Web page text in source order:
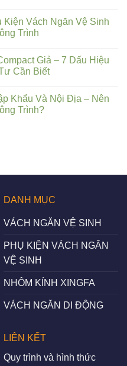
Vách Ngăn Vệ Sinh
Trình
Giả – 7 Dấu Hiệu
Cần Biết
Khẩu Và Nội Địa – Nên
Trình?
DANH MỤC
VÁCH NGĂN VỆ SINH
PHỤ KIỆN VÁCH NGĂN
VỆ SINH
NHÔM KÍNH XINGFA
VÁCH NGĂN DI ĐỘNG
LIÊN KẾT
Quy trình và hình thức